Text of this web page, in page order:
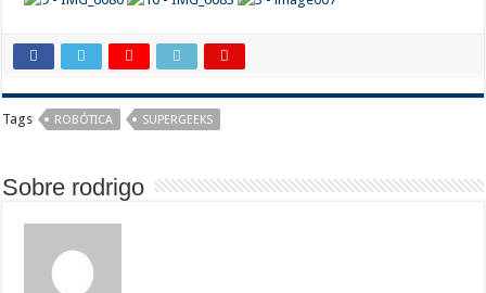
Tags ROBÓTICA SUPERGEEKS
Sobre rodrigo